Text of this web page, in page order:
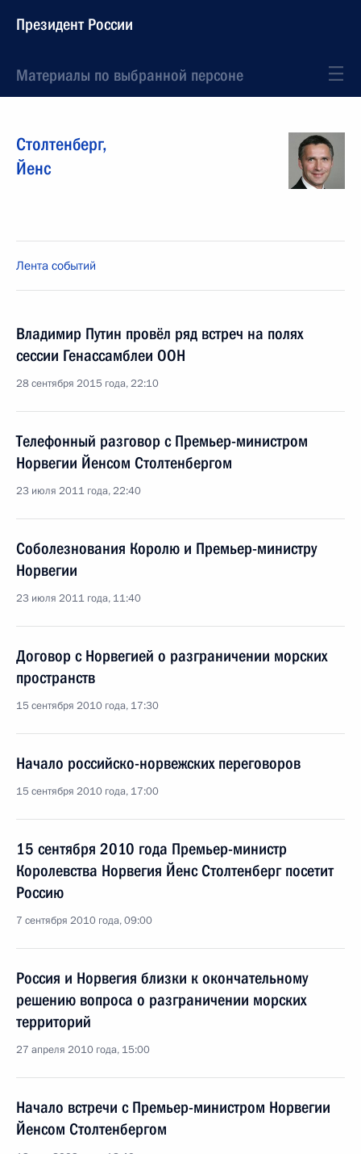
Президент России
Материалы по выбранной персоне
Столтенберг,
Йенс
Лента событий
Владимир Путин провёл ряд встреч на полях
сессии Генассамблеи ООН
28 сентября 2015 года, 22:10
Телефонный разговор с Премьер-министром
Норвегии Йенсом Столтенбергом
23 июля 2011 года, 22:40
Соболезнования Королю и Премьер-министру
Норвегии
23 июля 2011 года, 11:40
Договор с Норвегией о разграничении морских
пространств
15 сентября 2010 года, 17:30
Начало российско-норвежских переговоров
15 сентября 2010 года, 17:00
15 сентября 2010 года Премьер-министр
Королевства Норвегия Йенс Столтенберг посетит
Россию
7 сентября 2010 года, 09:00
Россия и Норвегия близки к окончательному
решению вопроса о разграничении морских
территорий
27 апреля 2010 года, 15:00
Начало встречи с Премьер-министром Норвегии
Йенсом Столтенбергом